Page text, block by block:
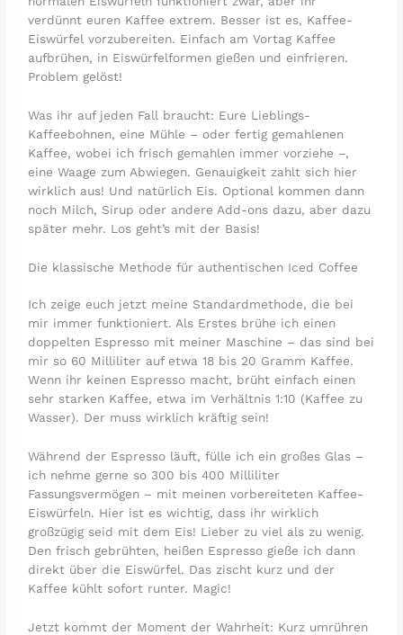
verdünnt euren Kaffee extrem. Besser ist es, Kaffee-
Eiswürfel vorzubereiten. Einfach am Vortag Kaffee
aufbrühen, in Eiswürfelformen gießen und einfrieren.
Problem gelöst!
Was ihr auf jeden Fall braucht: Eure Lieblings-
Kaffeebohnen, eine Mühle – oder fertig gemahlenen
Kaffee, wobei ich frisch gemahlen immer vorziehe –,
eine Waage zum Abwiegen. Genauigkeit zahlt sich hier
wirklich aus! Und natürlich Eis. Optional kommen dann
noch Milch, Sirup oder andere Add-ons dazu, aber dazu
später mehr. Los geht’s mit der Basis!
Die klassische Methode für authentischen Iced Coffee
Ich zeige euch jetzt meine Standardmethode, die bei
mir immer funktioniert. Als Erstes brühe ich einen
doppelten Espresso mit meiner Maschine – das sind bei
mir so 60 Milliliter auf etwa 18 bis 20 Gramm Kaffee.
Wenn ihr keinen Espresso macht, brüht einfach einen
sehr starken Kaffee, etwa im Verhältnis 1:10 (Kaffee zu
Wasser). Der muss wirklich kräftig sein!
Während der Espresso läuft, fülle ich ein großes Glas –
ich nehme gerne so 300 bis 400 Milliliter
Fassungsvermögen – mit meinen vorbereiteten Kaffee-
Eiswürfeln. Hier ist es wichtig, dass ihr wirklich
großzügig seid mit dem Eis! Lieber zu viel als zu wenig.
Den frisch gebrühten, heißen Espresso gieße ich dann
direkt über die Eiswürfel. Das zischt kurz und der
Kaffee kühlt sofort runter. Magic!
Jetzt kommt der Moment der Wahrheit: Kurz umrühren